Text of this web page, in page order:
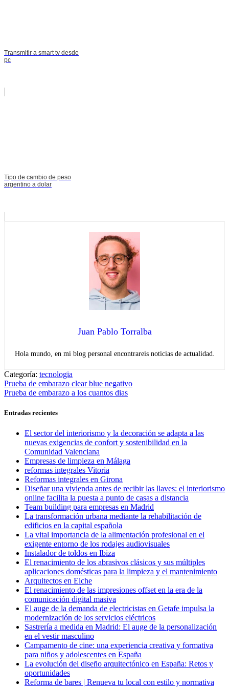
Transmitir a smart tv desde
pc
Tipo de cambio de peso
argentino a dolar
Juan Pablo Torralba
Hola mundo, en mi blog personal encontrareis noticias de actualidad.
Categoría: tecnologia
Navegación
de
entradas
Entrada
anterior:
Prueba de embarazo clear blue negativo
Entrada
Prueba de embarazo a los cuantos dias
Entradas recientes
El sector del interiorismo y la decoración se adapta a las
nuevas exigencias de confort y sostenibilidad en la
Comunidad Valenciana
Empresas de limpieza en Málaga
reformas integrales Vitoria
Reformas integrales en Girona
Diseñar una vivienda antes de recibir las llaves: el interiorismo
online facilita la puesta a punto de casas a distancia
Team building para empresas en Madrid
La transformación urbana mediante la rehabilitación de
edificios en la capital española
La vital importancia de la alimentación profesional en el
exigente entorno de los rodajes audiovisuales
Instalador de toldos en Ibiza
El renacimiento de los abrasivos clásicos y sus múltiples
aplicaciones domésticas para la limpieza y el mantenimiento
Arquitectos en Elche
El renacimiento de las impresiones offset en la era de la
comunicación digital masiva
El auge de la demanda de electricistas en Getafe impulsa la
modernización de los servicios eléctricos
Sastrería a medida en Madrid: El auge de la personalización
en el vestir masculino
Campamento de cine: una experiencia creativa y formativa
para niños y adolescentes en España
La evolución del diseño arquitectónico en España: Retos y
oportunidades
Reforma de bares | Renueva tu local con estilo y normativa